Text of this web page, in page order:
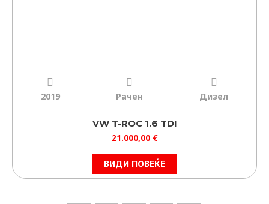
2019 Рачен Дизел
VW T-ROC 1.6 TDI
21.000,00 €
ВИДИ ПОВЕЌЕ